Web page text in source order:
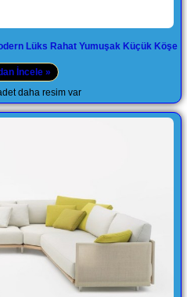
Lüks Rahat Yumuşak Küçük Köşe
İncele »
daha resim var